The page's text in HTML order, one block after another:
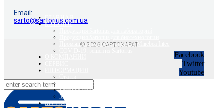
Email:
sarto@sartorius.com.ua
© 2026 САРТОКАРАТ
Facebook
Twitter
Youtube
ГЛАВНАЯ
КАТАЛОГ
Промышленное оборудование Minebea Intec
Вебинары Sartorius и Minebea Intec
Sartorius Видео
Minebea Intec Видео
КОНТАКТЫ